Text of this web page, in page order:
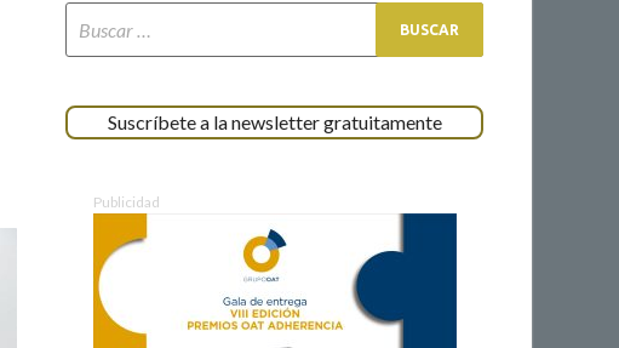
Suscríbete a la newsletter gratuitamente
Publicidad